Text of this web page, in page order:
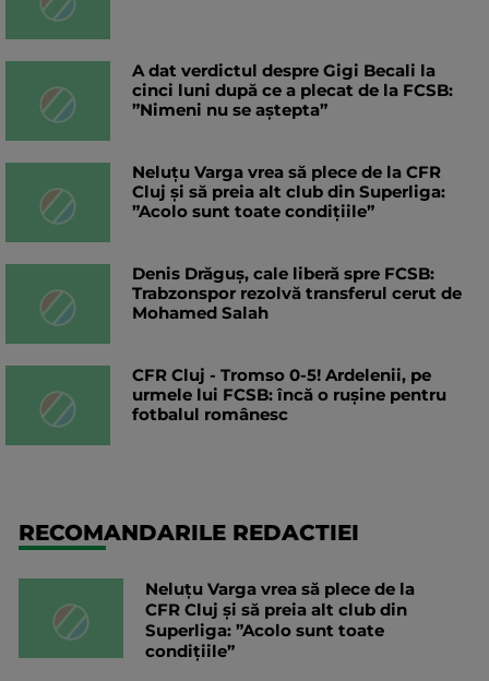
A dat verdictul despre Gigi Becali la
cinci luni după ce a plecat de la FCSB:
”Nimeni nu se aștepta”
Neluțu Varga vrea să plece de la CFR
Cluj și să preia alt club din Superliga:
”Acolo sunt toate condițiile”
Denis Drăguș, cale liberă spre FCSB:
Trabzonspor rezolvă transferul cerut de
Mohamed Salah
CFR Cluj - Tromso 0-5! Ardelenii, pe
urmele lui FCSB: încă o rușine pentru
fotbalul românesc
RECOMANDARILE REDACTIEI
Neluțu Varga vrea să plece de la
CFR Cluj și să preia alt club din
Superliga: ”Acolo sunt toate
condițiile”